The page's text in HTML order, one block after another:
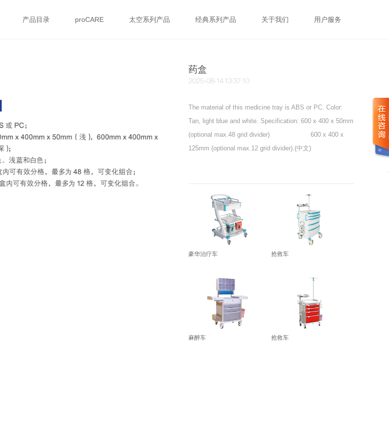
产品目录 proCARE 太空系列产品 经典系列产品 关于我们 用户服务
药盒
2025-08-14 13:37:10
The material of this medicine tray is ABS or PC. Color:
Tan, light blue and white. Specification: 600 x 400 x 50mm
(optional max.48 grid divider) 600 x 400 x
125mm (optional max.12 grid divider).(中文)
豪华治疗车 抢救车
麻醉车 抢救车